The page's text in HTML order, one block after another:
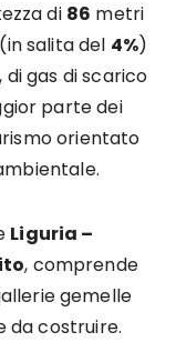
di 86 metri
salita del 4%)
gas di scarico
parte dei
orientato
Liguria –
, comprende
gemelle
da costruire.